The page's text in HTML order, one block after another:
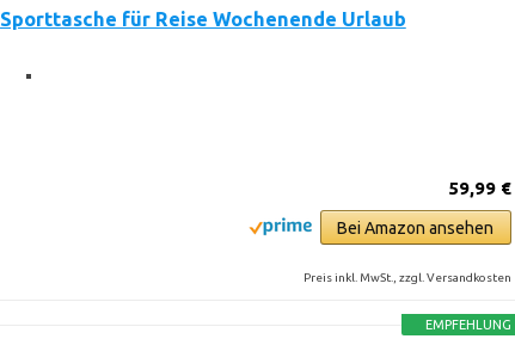
Sporttasche für Reise Wochenende Urlaub
59,99 €
Bei Amazon ansehen
Preis inkl. MwSt., zzgl. Versandkosten
EMPFEHLUNG